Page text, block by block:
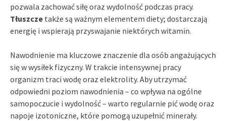
pozwala zachować siłę oraz wydolność podczas pracy.
Tłuszcze także są ważnym elementem diety; dostarczają
energię i wspierają przyswajanie niektórych witamin.
Nawodnienie ma kluczowe znaczenie dla osób angażujących
się w wysiłek fizyczny. W trakcie intensywnej pracy
organizm traci wodę oraz elektrolity. Aby utrzymać
odpowiedni poziom nawodnienia – co wpływa na ogólne
samopoczucie i wydolność – warto regularnie pić wodę oraz
napoje izotoniczne, które pomogą uzupełnić minerały.